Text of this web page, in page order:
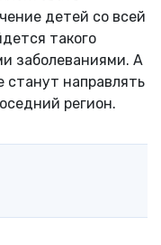
детей со всей
такого
заболеваниями. А
станут направлять
регион.